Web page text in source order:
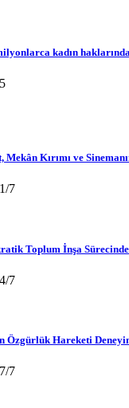
kadın
Kırımı ve
7
Toplum İnşa
7
Özgürlük Hareketi
7